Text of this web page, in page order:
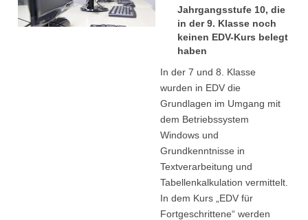
Jahrgangsstufe 10, die
in der 9. Klasse noch
keinen EDV-Kurs belegt
haben
In der 7 und 8. Klasse
wurden in EDV die
Grundlagen im Umgang mit
dem Betriebssystem
Windows und
Grundkenntnisse in
Textverarbeitung und
Tabellenkalkulation vermittelt.
In dem Kurs „EDV für
Fortgeschrittene“ werden